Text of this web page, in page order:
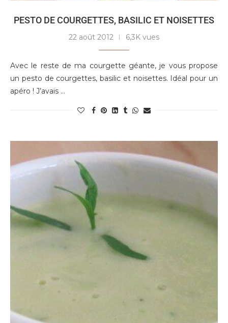
PESTO DE COURGETTES, BASILIC ET NOISETTES
22 août 2012 6,3K vues
Avec le reste de ma courgette géante, je vous propose
un pesto de courgettes, basilic et noisettes. Idéal pour un
apéro ! J’avais …